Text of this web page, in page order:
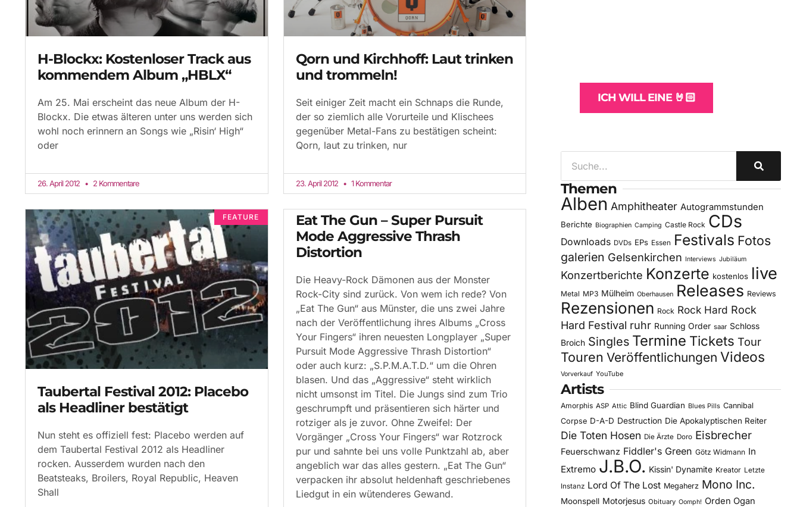
H-Blockx: Kostenloser Track aus
kommendem Album „HBLX“
Am 25. Mai erscheint das neue Album der H-
Blockx. Die etwas älteren unter uns werden sich
wohl noch erinnern an Songs wie „Risin‘ High“
oder
26. April 2012 2 Kommentare
Qorn und Kirchhoff: Laut trinken
und trommeln!
Seit einiger Zeit macht ein Schnaps die Runde,
der so ziemlich alle Vorurteile und Klischees
gegenüber Metal-Fans zu bestätigen scheint:
Qorn, laut zu trinken, nur
23. April 2012 1 Kommentar
FEATURE
Taubertal Festival 2012: Placebo
als Headliner bestätigt
Nun steht es offiziell fest: Placebo werden auf
dem Taubertal Festival 2012 als Headliner
rocken. Ausserdem wurden nach den
Beatsteaks, Broilers, Royal Republic, Heaven
Shall
Eat The Gun – Super Pursuit
Mode Aggressive Thrash
Distortion
Die Heavy-Rock Dämonen aus der Monster
Rock-City sind zurück. Von wem ich rede? Von
„Eat The Gun“ aus Münster, die uns zwei Jahre
nach der Veröffentlichung ihres Albums „Cross
Your Fingers“ ihren neuesten Longplayer „Super
Pursuit Mode Aggressive Thrash Distortion“
oder auch kurz: „S.P.M.A.T.D.“ um die Ohren
blasen. Und das „Aggressive“ steht wirklich
nicht umsonst im Titel. Die Jungs sind zum Trio
geschrumpft und präsentieren sich härter und
rotziger als je zuvor. Ohne Zweifel: Der
Vorgänger „Cross Your Fingers“ war Rotzrock
pur und sahnte bei uns volle Punktzahl ab, aber
angeblich war das alles gestern. „Eat The Gun“
verpacken ihr absolut heldenhaft geschriebenes
Liedgut in ein wütenderes Gewand.
ICH WILL EINE 🤘🏻
Themen
Alben Amphitheater Autogrammstunden
Berichte Biographien Camping Castle Rock CDs
Downloads DVDs EPs Essen Festivals Fotos
galerien Gelsenkirchen Interviews Jubiläum
Konzertberichte Konzerte kostenlos live
Metal MP3 Mülheim Oberhausen Releases Reviews
Rezensionen Rock Rock Hard Rock
Hard Festival ruhr Running Order saar Schloss
Broich Singles Termine Tickets Tour
Touren Veröffentlichungen Videos
Vorverkauf YouTube
Artists
Amorphis ASP Attic Blind Guardian Blues Pills Cannibal
Corpse D-A-D Destruction Die Apokalyptischen Reiter
Die Toten Hosen Die Ärzte Doro Eisbrecher
Feuerschwanz Fiddler's Green Götz Widmann In
Extremo J.B.O. Kissin' Dynamite Kreator Letzte
Instanz Lord Of The Lost Megaherz Mono Inc.
Moonspell Motorjesus Obituary Oomph! Orden Ogan